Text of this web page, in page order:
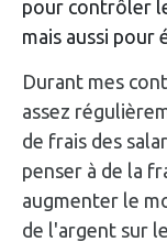
pour contrôler
mais aussi pour
Durant mes
assez
de frais des
penser à de la
augmenter le
de l'argent sur